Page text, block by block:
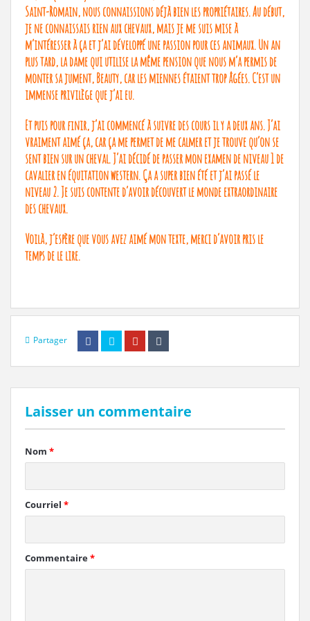
Saint-Romain, nous connaissions déjà bien les propriétaires. Au début,
je ne connaissais rien aux chevaux, mais je me suis mise à
m’intéresser à ça et j’ai développé une passion pour ces animaux. Un an
plus tard, la dame qui utilise la même pension que nous m’a permis de
monter sa jument, Beauty, car les miennes étaient trop âgées. C’est un
immense privilège que j’ai eu.
Et puis pour finir, j’ai commencé à suivre des cours il y a deux ans. J’ai
vraiment aimé ça, car ça me permet de me calmer et je trouve qu’on se
sent bien sur un cheval. J’ai décidé de passer mon examen de niveau 1 de
cavalier en équitation western. Ça a super bien été et j’ai passé le
niveau 2. Je suis contente d’avoir découvert le monde extraordinaire
des chevaux.
Voilà, j’espère que vous avez aimé mon texte, merci d’avoir pris le
temps de le lire.
Partager
Laisser un commentaire
Nom *
Courriel *
Commentaire*